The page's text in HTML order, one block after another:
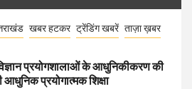
खबर हटकर ट्रेंडिंग खबरें ताज़ा ख़बर
प्रयोगशालाओं के आधुनिकीकरण की
आधुनिक प्रयोगात्मक शिक्षा